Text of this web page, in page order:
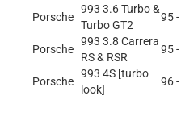
Porsche
993 3.6 Turbo &
Turbo GT2
95
Porsche
993 3.8 Carrera
RS & RSR
95
Porsche
993 4S [turbo
look]
96